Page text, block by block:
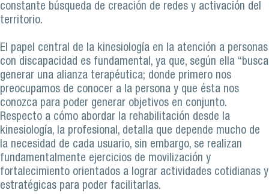
constante búsqueda de creación de redes y activación del
territorio.
El papel central de la kinesiología en la atención a personas
con discapacidad es fundamental, ya que, según ella “busca
generar una alianza terapéutica; donde primero nos
preocupamos de conocer a la persona y que ésta nos
conozca para poder generar objetivos en conjunto.
Respecto a cómo abordar la rehabilitación desde la
kinesiología, la profesional, detalla que depende mucho de
la necesidad de cada usuario, sin embargo, se realizan
fundamentalmente ejercicios de movilización y
fortalecimiento orientados a lograr actividades cotidianas y
estratégicas para poder facilitarlas.